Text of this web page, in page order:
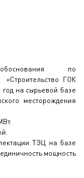
обоснования по
ГОК
на сырьевой базе
месторождения
ТЭЦ на базе
мощность